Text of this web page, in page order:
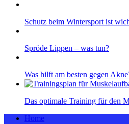
Schutz beim Wintersport ist
Spröde Lippen – was tun?
Was hilft am besten gegen
Das optimale Training für den
Home